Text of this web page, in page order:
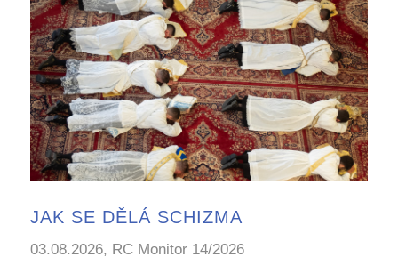
JAK SE DĚLÁ SCHIZMA
03.08.2026, RC Monitor 14/2026